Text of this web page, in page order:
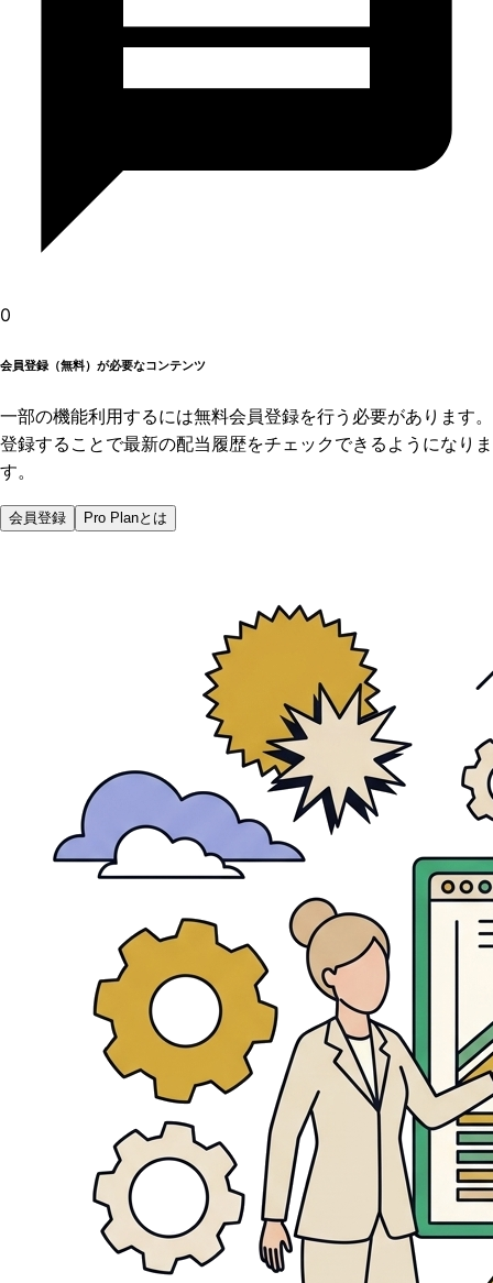
0
会員登録（無料）が必要なコンテンツ
一部の機能利用するには無料会員登録を行う必要があります。
登録することで最新の配当履歴をチェックできるようになりま
す。
会員登録 Pro Planとは